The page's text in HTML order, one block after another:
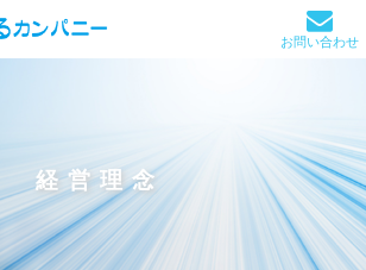
経営理念
お問い合わせ